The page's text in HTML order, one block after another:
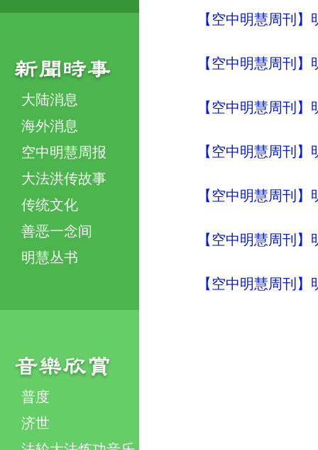
大陆消息
海外消息
空中明慧周报
大法洪传故事
传统文化
善恶一念间
明慧丛书
普度
济世
【空中明慧周刊
【空中明慧周刊
【空中明慧周刊
【空中明慧周刊
【空中明慧周刊
【空中明慧周刊
【空中明慧周刊